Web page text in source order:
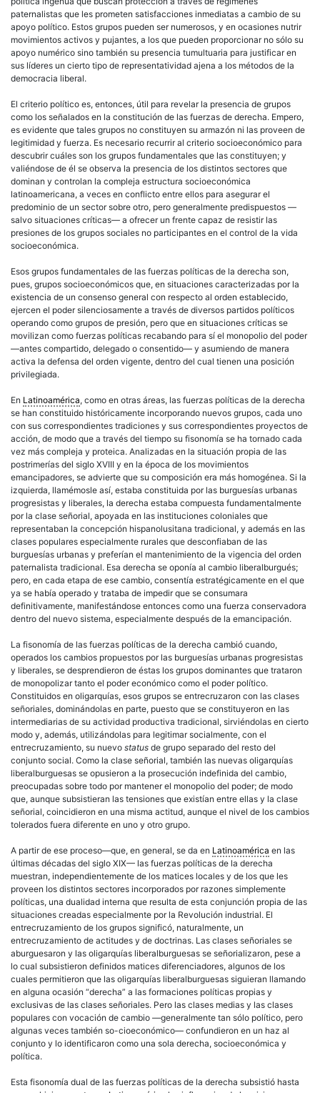
paternalistas que les prometen satisfacciones inmediatas a cambio de su
apoyo político. Estos grupos pueden ser numerosos, y en ocasiones nutrir
movimientos activos y pujantes, a los que pueden proporcionar no sólo su
apoyo numérico sino también su presencia tumultuaria para justificar en
sus líderes un cierto tipo de representatividad ajena a los métodos de la
democracia liberal.
El criterio político es, entonces, útil para revelar la presencia de grupos
como los señalados en la constitución de las fuerzas de derecha. Empero,
es evidente que tales grupos no constituyen su armazón ni las proveen de
legitimidad y fuerza. Es necesario recurrir al criterio socioeconómico para
descubrir cuáles son los grupos fundamentales que las constituyen; y
valiéndose de él se observa la presencia de los distintos sectores que
dominan y controlan la compleja estructura socioeconómica
latinoamericana, a veces en conflicto entre ellos para asegurar el
predominio de un sector sobre otro, pero generalmente predispuestos —
salvo situaciones críticas— a ofrecer un frente capaz de resistir las
presiones de los grupos sociales no participantes en el control de la vida
socioeconómica.
Esos grupos fundamentales de las fuerzas políticas de la derecha son,
pues, grupos socioeconómicos que, en situaciones caracterizadas por la
existencia de un consenso general con respecto al orden establecido,
ejercen el poder silenciosamente a través de diversos partidos políticos
operando como grupos de presión, pero que en situaciones críticas se
movilizan como fuerzas políticas recabando para sí el monopolio del poder
—antes compartido, delegado o consentido— y asumiendo de manera
activa la defensa del orden vigente, dentro del cual tienen una posición
privilegiada.
En Latinoamérica, como en otras áreas, las fuerzas políticas de la derecha
se han constituido históricamente incorporando nuevos grupos, cada uno
con sus correspondientes tradiciones y sus correspondientes proyectos de
acción, de modo que a través del tiempo su fisonomía se ha tornado cada
vez más compleja y proteica. Analizadas en la situación propia de las
postrimerías del siglo XVIII y en la época de los movimientos
emancipadores, se advierte que su composición era más homogénea. Si la
izquierda, llamémosle así, estaba constituida por las burguesías urbanas
progresistas y liberales, la derecha estaba compuesta fundamentalmente
por la clase señorial, apoyada en las instituciones coloniales que
representaban la concepción hispanolusitana tradicional, y además en las
clases populares especialmente rurales que desconfiaban de las
burguesías urbanas y preferían el mantenimiento de la vigencia del orden
paternalista tradicional. Esa derecha se oponía al cambio liberalburgués;
pero, en cada etapa de ese cambio, consentía estratégicamente en el que
ya se había operado y trataba de impedir que se consumara
definitivamente, manifestándose entonces como una fuerza conservadora
dentro del nuevo sistema, especialmente después de la emancipación.
La fisonomía de las fuerzas políticas de la derecha cambió cuando,
operados los cambios propuestos por las burguesías urbanas progresistas
y liberales, se desprendieron de éstas los grupos dominantes que trataron
de monopolizar tanto el poder económico como el poder político.
Constituidos en oligarquías, esos grupos se entrecruzaron con las clases
señoriales, dominándolas en parte, puesto que se constituyeron en las
intermediarias de su actividad productiva tradicional, sirviéndolas en cierto
modo y, además, utilizándolas para legitimar socialmente, con el
entrecruzamiento, su nuevo status de grupo separado del resto del
conjunto social. Como la clase señorial, también las nuevas oligarquías
liberalburguesas se opusieron a la prosecución indefinida del cambio,
preocupadas sobre todo por mantener el monopolio del poder; de modo
que, aunque subsistieran las tensiones que existían entre ellas y la clase
señorial, coincidieron en una misma actitud, aunque el nivel de los cambios
tolerados fuera diferente en uno y otro grupo.
A partir de ese proceso—que, en general, se da en Latinoamérica en las
últimas décadas del siglo XIX— las fuerzas políticas de la derecha
muestran, independientemente de los matices locales y de los que les
proveen los distintos sectores incorporados por razones simplemente
políticas, una dualidad interna que resulta de esta conjunción propia de las
situaciones creadas especialmente por la Revolución industrial. El
entrecruzamiento de los grupos significó, naturalmente, un
entrecruzamiento de actitudes y de doctrinas. Las clases señoriales se
aburguesaron y las oligarquías liberalburguesas se señorializaron, pese a
lo cual subsistieron definidos matices diferenciadores, algunos de los
cuales permitieron que las oligarquías liberalburguesas siguieran llamando
en alguna ocasión “derecha” a las formaciones políticas propias y
exclusivas de las clases señoriales. Pero las clases medias y las clases
populares con vocación de cambio —generalmente tan sólo político, pero
algunas veces también so-cioeconómico— confundieron en un haz al
conjunto y lo identificaron como una sola derecha, socioeconómica y
política.
Esta fisonomía dual de las fuerzas políticas de la derecha subsistió hasta